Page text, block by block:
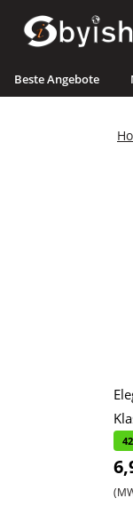
Beste Angebote